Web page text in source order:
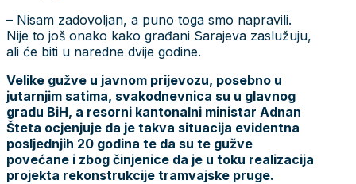
– Nisam zadovoljan, a puno toga smo napravili.
Nije to još onako kako građani Sarajeva zaslužuju,
ali će biti u naredne dvije godine.
Velike gužve u javnom prijevozu, posebno u
jutarnjim satima, svakodnevnica su u glavnog
gradu BiH, a resorni kantonalni ministar Adnan
Šteta ocjenjuje da je takva situacija evidentna
posljednjih 20 godina te da su te gužve
povećane i zbog činjenice da je u toku realizacija
projekta rekonstrukcije tramvajske pruge.